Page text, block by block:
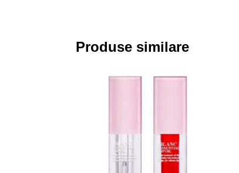
Produse similare